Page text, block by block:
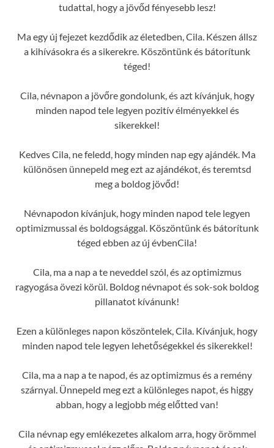
tudattal, hogy a jövőd fényesebb lesz!
Ma egy új fejezet kezdődik az életedben, Cila. Készen állsz
a kihívásokra és a sikerekre. Köszöntünk és bátorítunk
téged!
Cila, névnapon a jövőre gondolunk, és azt kívánjuk, hogy
minden napod tele legyen pozitív élményekkel és
sikerekkel!
Kedves Cila, ne feledd, hogy minden nap egy ajándék. Ma
különösen ünnepeld meg ezt az ajándékot, és teremtsd
meg a boldog jövőd!
Névnapodon kívánjuk, hogy minden napod tele legyen
optimizmussal és boldogsággal. Köszöntünk és bátorítunk
téged ebben az új évbenCila!
Cila, ma a nap a te neveddel szól, és az optimizmus
ragyogása övezi körül. Boldog névnapot és sok-sok boldog
pillanatot kívánunk!
Ezen a különleges napon köszöntelek, Cila. Kívánjuk, hogy
minden napod tele legyen lehetőségekkel és sikerekkel!
Cila, ma a nap a te napod, és az optimizmus és a remény
szárnyal. Ünnepeld meg ezt a különleges napot, és higgy
abban, hogy a legjobb még előtted van!
Cila névnap egy emlékezetes alkalom arra, hogy örömmel